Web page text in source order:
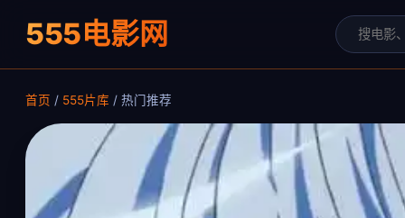
555电影网
首页 / 555片库 / 热门推荐